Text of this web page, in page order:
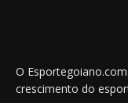
O
crescimento do